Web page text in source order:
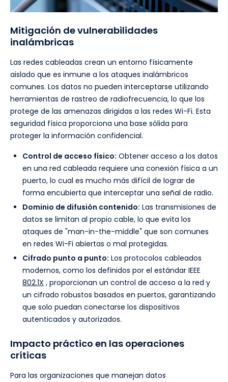
Mitigación de vulnerabilidades
inalámbricas
Las redes cableadas crean un entorno físicamente
aislado que es inmune a los ataques inalámbricos
comunes. Los datos no pueden interceptarse utilizando
herramientas de rastreo de radiofrecuencia, lo que los
protege de las amenazas dirigidas a las redes Wi-Fi. Esta
seguridad física proporciona una base sólida para
proteger la información confidencial.
Control de acceso físico: Obtener acceso a los datos
en una red cableada requiere una conexión física a un
puerto, lo cual es mucho más difícil de lograr de
forma encubierta que interceptar una señal de radio.
Dominio de difusión contenido: Las transmisiones de
datos se limitan al propio cable, lo que evita los
ataques de "man-in-the-middle" que son comunes
en redes Wi-Fi abiertas o mal protegidas.
Cifrado punto a punto: Los protocolos cableados
modernos, como los definidos por el estándar IEEE
802.1X , proporcionan un control de acceso a la red y
un cifrado robustos basados en puertos, garantizando
que solo puedan conectarse los dispositivos
autenticados y autorizados.
Impacto práctico en las operaciones
críticas
Para las organizaciones que manejan datos